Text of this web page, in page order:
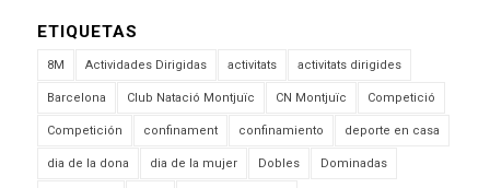
ETIQUETAS
8M Actividades Dirigidas activitats activitats dirigides
Barcelona Club Natació Montjuïc CN Montjuïc Competició
Competición confinament confinamiento deporte en casa
dia de la dona dia de la mujer Dobles Dominadas